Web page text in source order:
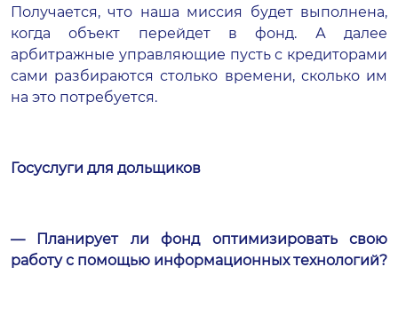
Получается, что наша миссия будет выполнена,
когда объект перейдет в фонд. А далее
арбитражные управляющие пусть с кредиторами
сами разбираются столько времени, сколько им
на это потребуется.
Госуслуги для дольщиков
— Планирует ли фонд оптимизировать свою
работу с помощью информационных технологий?